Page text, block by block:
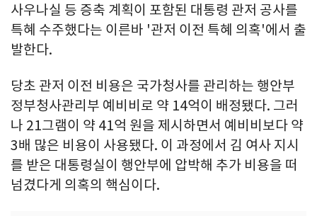
사우나실 등 증축 계획이 포함된 대통령 관저 공사를
특혜 수주했다는 이른바 '관저 이전 특혜 의혹'에서 출
발한다.
당초 관저 이전 비용은 국가청사를 관리하는 행안부
정부청사관리부 예비비로 약 14억이 배정됐다. 그러
나 21그램이 약 41억 원을 제시하면서 예비비보다 약
3배 많은 비용이 사용됐다. 이 과정에서 김 여사 지시
를 받은 대통령실이 행안부에 압박해 추가 비용을 떠
넘겼다게 의혹의 핵심이다.